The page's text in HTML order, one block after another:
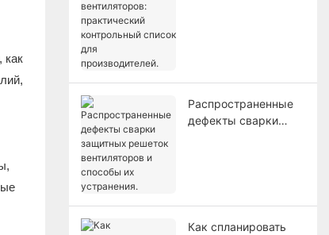
как
Распространенные
дефекты сварки
Как спланировать